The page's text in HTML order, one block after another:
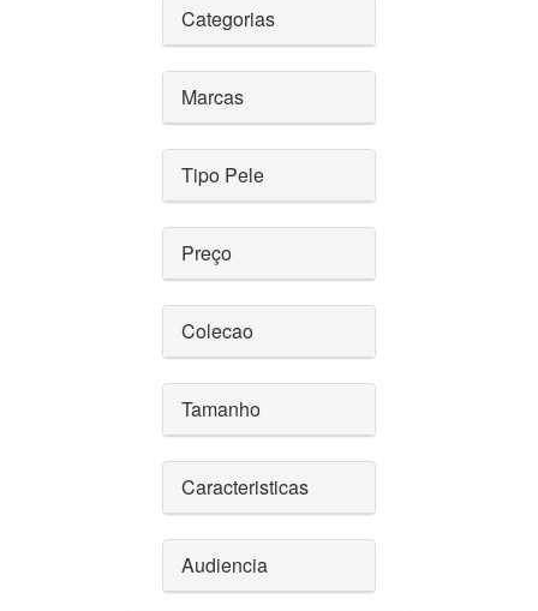
Categorias
Marcas
Tipo Pele
Preço
Colecao
Tamanho
Caracteristicas
Audiencia